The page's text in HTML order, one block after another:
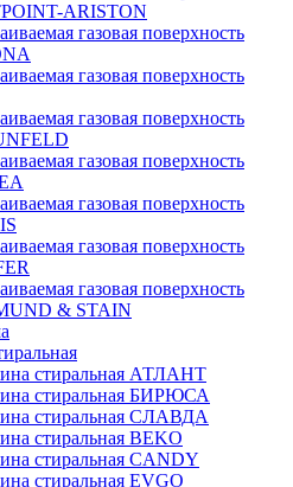
ARISTON
газовая поверхность
газовая поверхность
газовая поверхность
газовая поверхность
газовая поверхность
газовая поверхность
газовая поверхность
& STAIN
стиральная АТЛАНТ
стиральная БИРЮСА
стиральная СЛАВДА
стиральная BEKO
стиральная CANDY
стиральная EVGO